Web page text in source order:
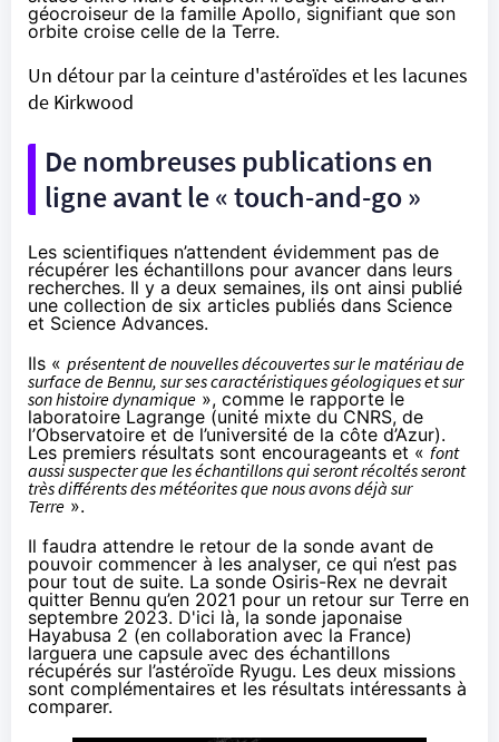
géocroiseur de la famille Apollo, signifiant que son
orbite croise celle de la Terre.
Un détour par la ceinture d'astéroïdes et les lacunes
de Kirkwood
De nombreuses publications en
ligne avant le « touch-and-go »
Les scientifiques n’attendent évidemment pas de
récupérer les échantillons pour avancer dans leurs
recherches. Il y a deux semaines, ils ont ainsi publié
une collection de six articles publiés dans Science
et Science Advances.
Ils « présentent de nouvelles découvertes sur le matériau de
surface de Bennu, sur ses caractéristiques géologiques et sur
son histoire dynamique », comme le rapporte le
laboratoire Lagrange (unité mixte du CNRS, de
l’Observatoire et de l’université de la côte d’Azur).
Les premiers résultats sont encourageants et « font
aussi suspecter que les échantillons qui seront récoltés seront
très différents des météorites que nous avons déjà sur
Terre ».
Il faudra attendre le retour de la sonde avant de
pouvoir commencer à les analyser, ce qui n’est pas
pour tout de suite. La sonde Osiris-Rex ne devrait
quitter Bennu qu’en 2021 pour un retour sur Terre en
septembre 2023. D'ici là, la sonde japonaise
Hayabusa 2 (en collaboration avec la France)
larguera une capsule avec des échantillons
récupérés sur l’astéroïde Ryugu. Les deux missions
sont complémentaires et les résultats intéressants à
comparer.